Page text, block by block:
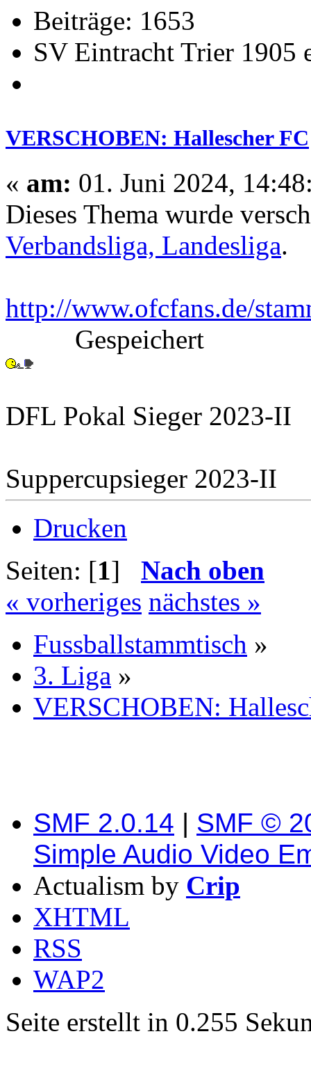
Beiträge: 1653
SV Eintracht Trier 1905
VERSCHOBEN: Hallescher FC
« am: 01. Juni 2024,
Dieses Thema wurde
Verbandsliga, Landesliga.
http://www.ofcfans.de/
Gespeichert
DFL Pokal Sieger 2023-II
Suppercupsieger 2023-II
Drucken
Seiten: [1] Nach oben
« vorheriges nächstes »
Fussballstammtisch »
3. Liga »
VERSCHOBEN:
SMF 2.0.14 | SMF ©
Simple Audio Video
Actualism by Crip
XHTML
RSS
WAP2
Seite erstellt in 0.255